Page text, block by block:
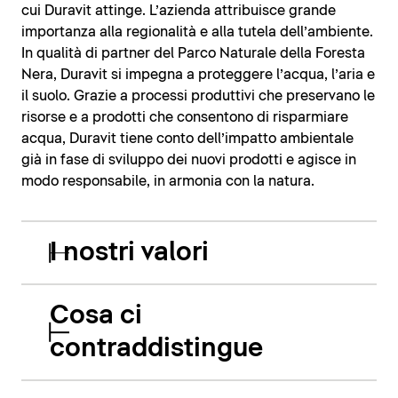
cui Duravit attinge. L’azienda attribuisce grande
importanza alla regionalità e alla tutela dell’ambiente.
In qualità di partner del Parco Naturale della Foresta
Nera, Duravit si impegna a proteggere l’acqua, l’aria e
il suolo. Grazie a processi produttivi che preservano le
risorse e a prodotti che consentono di risparmiare
acqua, Duravit tiene conto dell’impatto ambientale
già in fase di sviluppo dei nuovi prodotti e agisce in
modo responsabile, in armonia con la natura.
I nostri valori
Cosa ci
contraddistingue